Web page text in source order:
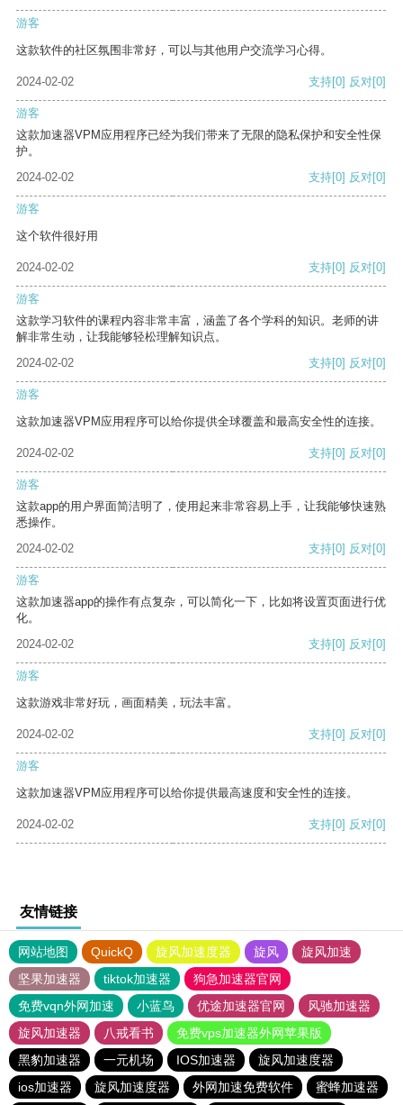
游客
这款软件的社区氛围非常好，可以与其他用户交流学习心得。
2024-02-02 支持[0] 反对[0]
游客
这款加速器VPM应用程序已经为我们带来了无限的隐私保护和安全性保
护。
2024-02-02
支持[0] 反对[0]
游客
这个软件很好用
2024-02-02 支持[0] 反对[0]
游客
这款学习软件的课程内容非常丰富，涵盖了各个学科的知识。老师的讲
解非常生动，让我能够轻松理解知识点。
2024-02-02
支持[0] 反对[0]
游客
这款加速器VPM应用程序可以给你提供全球覆盖和最高安全性的连接。
2024-02-02 支持[0] 反对[0]
游客
这款app的用户界面简洁明了，使用起来非常容易上手，让我能够快速熟
悉操作。
2024-02-02
支持[0] 反对[0]
游客
这款加速器app的操作有点复杂，可以简化一下，比如将设置页面进行优
化。
2024-02-02
支持[0] 反对[0]
游客
这款游戏非常好玩，画面精美，玩法丰富。
2024-02-02 支持[0] 反对[0]
游客
这款加速器VPM应用程序可以给你提供最高速度和安全性的连接。
2024-02-02 支持[0] 反对[0]
友情链接
网站地图 QuickQ 旋风加速度器 旋风
旋风加速
坚果加速器
tiktok加速器
狗急加速器官网
免费vqn外网加速
小蓝鸟 优途加速器官网
风驰加速器
旋风加速器
八戒看书
免费vps加速器外网苹果版
黑豹加速器
一元机场 IOS加速器
旋风加速度器
ios加速器
旋风加速度器 外网加速免费软件 蜜蜂加速器